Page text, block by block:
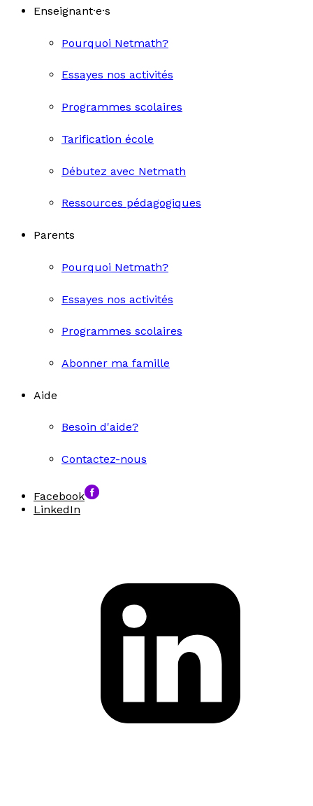
Enseignant·e·s
Pourquoi Netmath?
Essayes nos activités
Programmes scolaires
Tarification école
Débutez avec Netmath
Ressources pédagogiques
Parents
Pourquoi Netmath?
Essayes nos activités
Programmes scolaires
Abonner ma famille
Aide
Besoin d'aide?
Contactez-nous
Facebook
LinkedIn